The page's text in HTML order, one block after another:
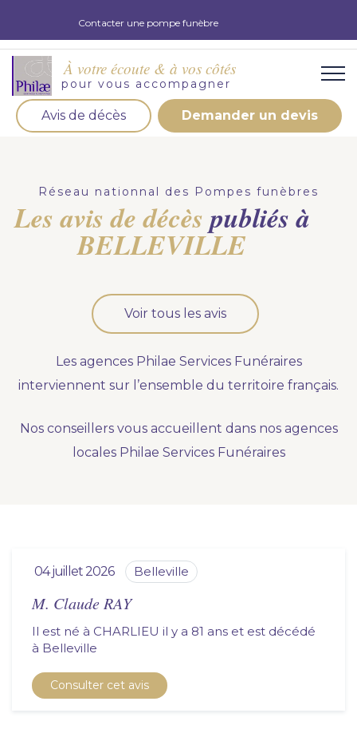
Contacter une pompe funèbre
À votre écoute & à vos côtés
pour vous accompagner
Avis de décès Demander un devis
d'obsèques, nos équipe s'engage à vous répondre
dans les meilleurs délais.
Demander un devis obsèques
Optez pour la prévoyance
Vous souhaitez anticiper vos obsèques et soulager
Nous vous accompagnons.
Nos produits en marbrerie
Réseau nationnal des Pompes funèbres
Les avis de décèspubliés à
BELLEVILLE
Voir tous les avis
Les agences Philae Services Funéraires
interviennent sur l’ensemble du territoire français.
Nos conseillers vous accueillent dans nos agences
locales Philae Services Funéraires
04 juillet 2026 belleville
M. Claude RAY
Il est né à CHARLIEU il y a 81 ans et est décédé
à
belleville
Consulter cet avis